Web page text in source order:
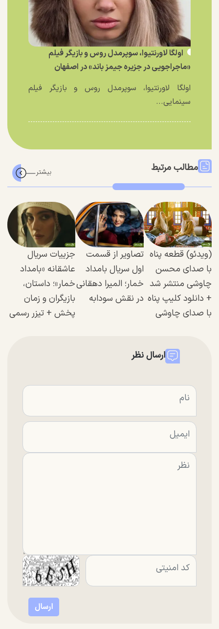
اولگا لاورنتیوا، سوپرمدل روس و بازیگر فیلم
«ماجراجویی در جزیره جیمز باند» در اصفهان
اولگا لاورنتیوا، سوپرمدل روس و بازیگر فیلم
سینمایی...
مطالب مرتبط
(ویدئو) قطعه پناه
با صدای محسن
چاوشی منتشر شد
+ دانلود کلیپ پناه
با صدای چاوشی
تصاویر از قسمت
اول سریال بامداد
خمار؛ المیرا دهقانی
در نقش ⁨سودابه‌
جزییات سریال
عاشقانه «بامداد
خمار»؛ داستان،
بازیگران و زمان
پخش + تیزر رسمی
ارسال نظر